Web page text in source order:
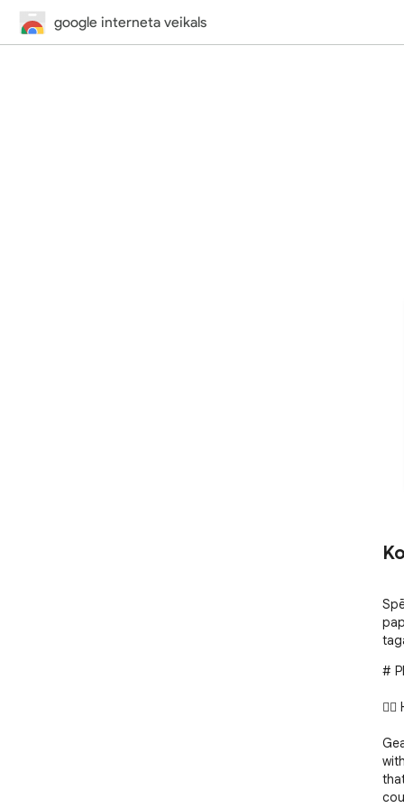
google interneta veikals
#